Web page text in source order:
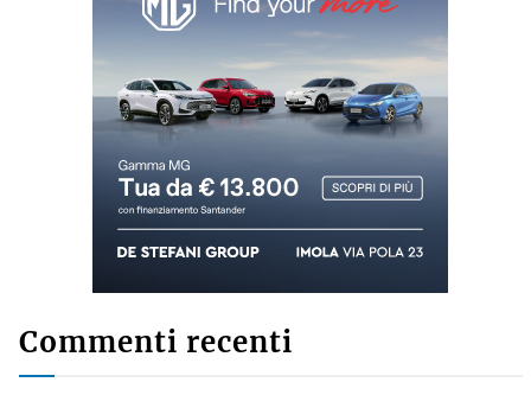
Commenti recenti